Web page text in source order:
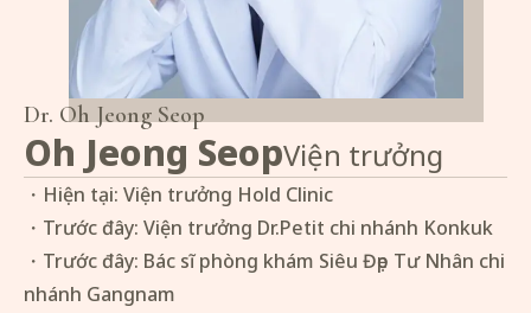
Dr. Oh Jeong Seop
Oh Jeong SeopViện trưởng
・Hiện tại: Viện trưởng Hold Clinic
・Trước đây: Viện trưởng Dr.Petit chi nhánh Konkuk
・Trước đây: Bác sĩ phòng khám Siêu Đẹp Tư Nhân chi
nhánh Gangnam